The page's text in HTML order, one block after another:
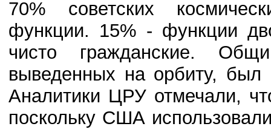
70% советских
функции. 15% - функции
чисто гражданские.
выведенных на орбиту,
Аналитики ЦРУ отмечали,
поскольку США